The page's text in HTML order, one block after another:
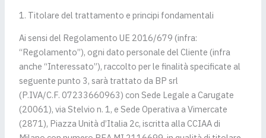
1. Titolare del trattamento e principi fondamentali
Ai sensi del Regolamento UE 2016/679 (infra:
“Regolamento”), ogni dato personale del Cliente (infra
anche “Interessato”), raccolto per le finalità specificate al
seguente punto 3, sarà trattato da BP srl
(P.IVA/C.F. 07233660963) con Sede Legale a Carugate
(20061), via Stelvio n. 1, e Sede Operativa a Vimercate
(2871), Piazza Unità d’Italia 2c, iscritta alla CCIAA di